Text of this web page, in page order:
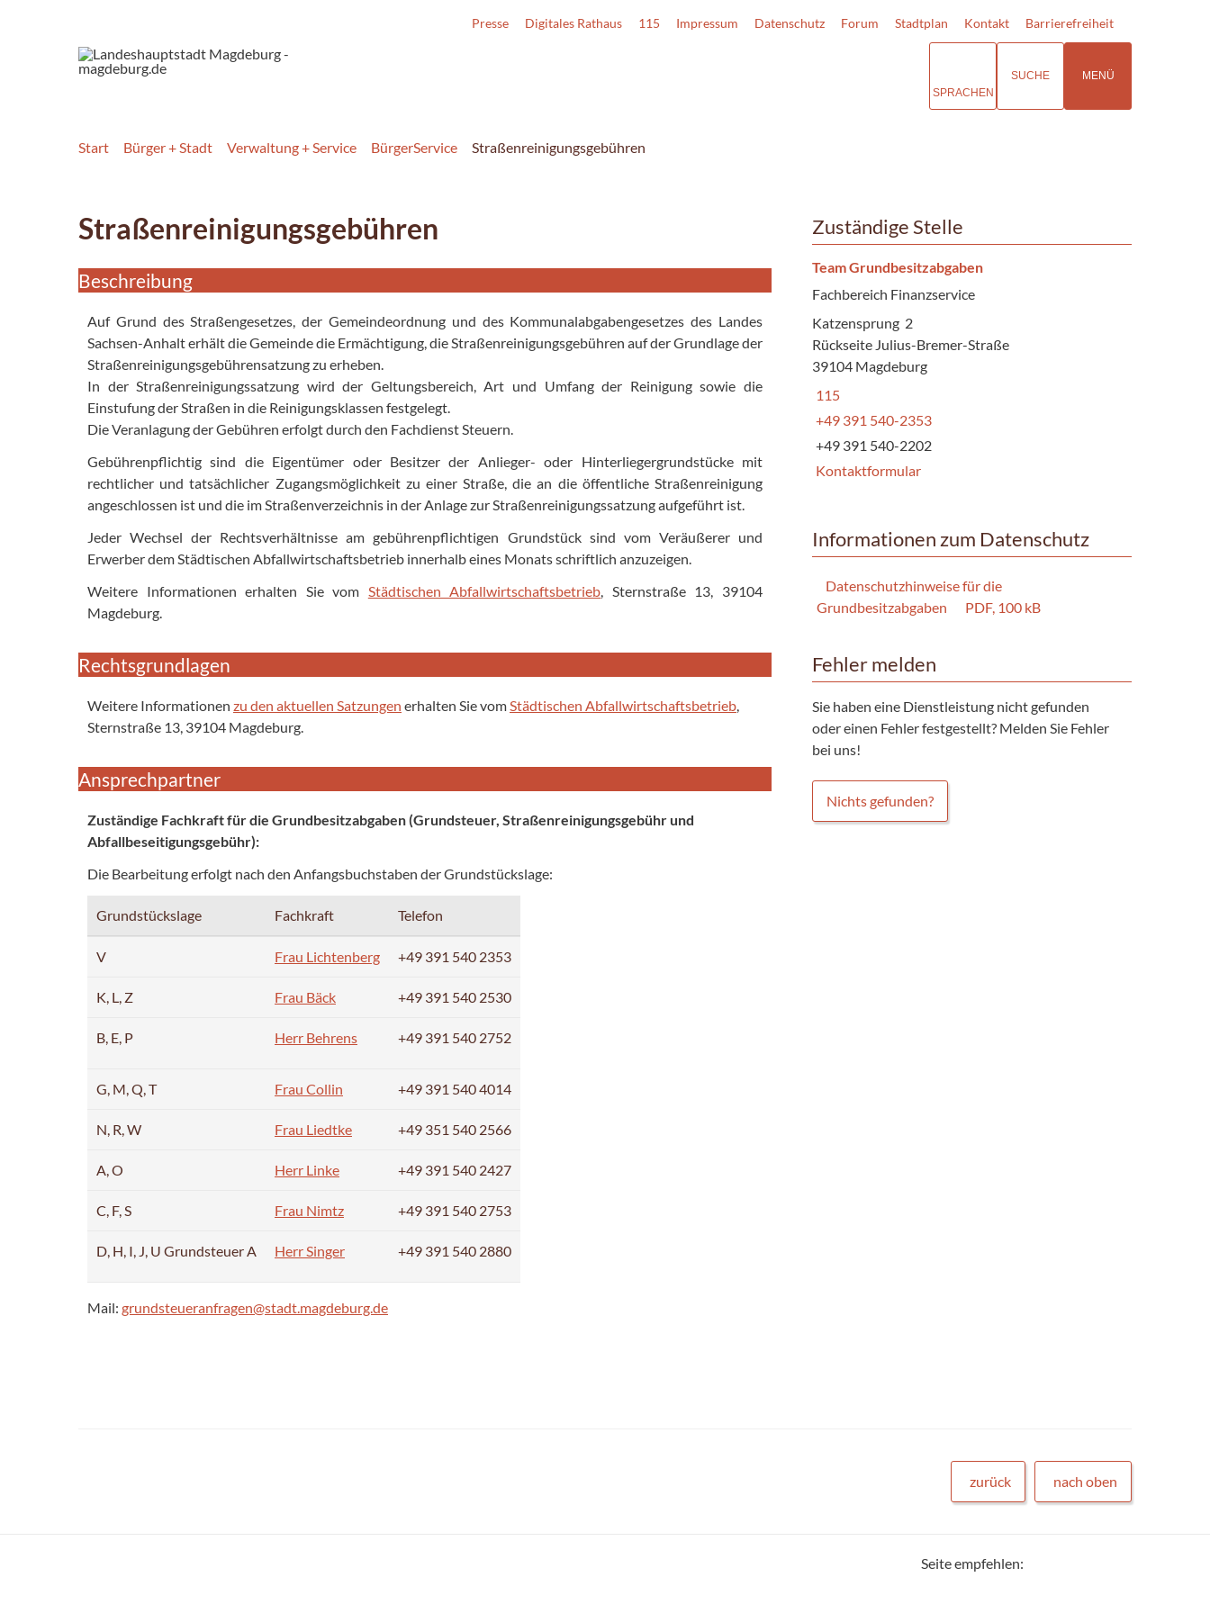
Presse Digitales Rathaus 115 Impressum Datenschutz Forum Stadtplan Kontakt Barrierefreiheit
SPRACHEN
SUCHE MENÜ
Start Bürger + Stadt Verwaltung + Service BürgerService Straßenreinigungsgebühren
Straßenreinigungsgebühren
Beschreibung
Auf Grund des Straßengesetzes, der Gemeindeordnung und des Kommunalabgabengesetzes des Landes
Sachsen-Anhalt erhält die Gemeinde die Ermächtigung, die Straßenreinigungsgebühren auf der Grundlage der
Straßenreinigungsgebührensatzung zu erheben.
In der Straßenreinigungssatzung wird der Geltungsbereich, Art und Umfang der Reinigung sowie die
Einstufung der Straßen in die Reinigungsklassen festgelegt.
Die Veranlagung der Gebühren erfolgt durch den Fachdienst Steuern.
Gebührenpflichtig sind die Eigentümer oder Besitzer der Anlieger- oder Hinterliegergrundstücke mit
rechtlicher und tatsächlicher Zugangsmöglichkeit zu einer Straße, die an die öffentliche Straßenreinigung
angeschlossen ist und die im Straßenverzeichnis in der Anlage zur Straßenreinigungssatzung aufgeführt ist.
Jeder Wechsel der Rechtsverhältnisse am gebührenpflichtigen Grundstück sind vom Veräußerer und
Erwerber dem Städtischen Abfallwirtschaftsbetrieb innerhalb eines Monats schriftlich anzuzeigen.
Weitere Informationen erhalten Sie vom Städtischen Abfallwirtschaftsbetrieb , Sternstraße 13, 39104
Magdeburg.
Rechtsgrundlagen
Weitere Informationen zu den aktuellen Satzungen erhalten Sie vom Städtischen Abfallwirtschaftsbetrieb
Sternstraße 13, 39104 Magdeburg.
Ansprechpartner
Zuständige Fachkraft für die Grundbesitzabgaben (Grundsteuer, Straßenreinigungsgebühr und
Abfallbeseitigungsgebühr):
Die Bearbeitung erfolgt nach den Anfangsbuchstaben der Grundstückslage:
Grundstückslage Fachkraft Telefon
V Frau Lichtenberg +49 391 540 2353
K, L, Z Frau Bäck +49 391 540 2530
B, E, P Herr Behrens +49 391 540 2752
G, M, Q, T Frau Collin +49 391 540 4014
N, R, W Frau Liedtke +49 351 540 2566
A, O Herr Linke +49 391 540 2427
C, F, S Frau Nimtz +49 391 540 2753
D, H, I, J, U Grundsteuer A Herr Singer +49 391 540 2880
Mail: grundsteueranfragen@stadt.magdeburg.de
Zuständige Stelle
Team Grundbesitzabgaben
Fachbereich Finanzservice
Katzensprung 2
Rückseite Julius-Bremer-Straße
39104 Magdeburg
115
+49 391 540-2353
+49 391 540-2202
Kontaktformular
Informationen zum Datenschutz
Datenschutzhinweise für die
Grundbesitzabgaben
PDF, 100 kB
Fehler melden
Sie haben eine Dienstleistung nicht gefunden
oder einen Fehler festgestellt? Melden Sie Fehler
bei uns!
Nichts gefunden?
zurück nach oben
Seite empfehlen: